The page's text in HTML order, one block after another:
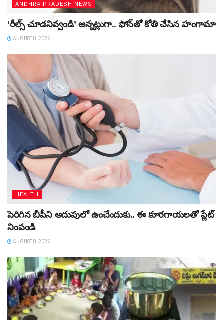
ANDHRA PRADESH NEWS
‘రీల్స్‌ చూడనివ్వండి’ అన్నట్లుగా.. ఫోన్‌తో కోతి చేసిన హంగామా
AUGUST 8, 2026
HEALTH
పెరిగిన బీపీని అదుపులో ఉంచేందుకు.. ఈ కూరగాయలతో ప్లేట్‌
నింపండి
AUGUST 8, 2026